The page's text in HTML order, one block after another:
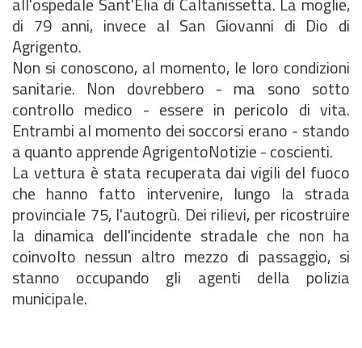
di 79 anni, invece al San Giovanni di Dio di
Agrigento.
Non si conoscono, al momento, le loro condizioni
sanitarie. Non dovrebbero - ma sono sotto
controllo medico - essere in pericolo di vita.
Entrambi al momento dei soccorsi erano - stando
a quanto apprende AgrigentoNotizie - coscienti.
La vettura è stata recuperata dai vigili del fuoco
che hanno fatto intervenire, lungo la strada
provinciale 75, l'autogrù. Dei rilievi, per ricostruire
la dinamica dell'incidente stradale che non ha
coinvolto nessun altro mezzo di passaggio, si
stanno occupando gli agenti della polizia
municipale.